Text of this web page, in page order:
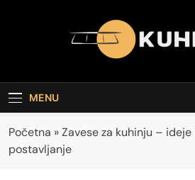
Kuhinja
MENU
Početna »Zavese za kuhinju – ideje
postavljanje